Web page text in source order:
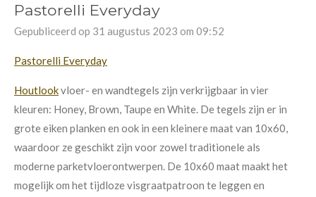
Pastorelli Everyday
Gepubliceerd op 31 augustus 2023 om 09:52
Pastorelli Everyday
Houtlookvloer- en wandtegels zijn verkrijgbaar in vier
kleuren: Honey, Brown, Taupe en White. De tegels zijn er in
grote eiken planken en ook in een kleinere maat van 10x60,
waardoor ze geschikt zijn voor zowel traditionele als
moderne parketvloerontwerpen. De 10x60 maat maakt het
mogelijk om het tijdloze visgraatpatroon te leggen en